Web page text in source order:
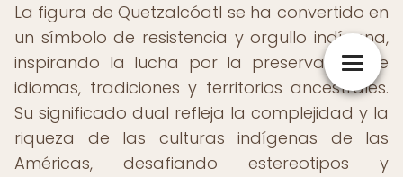
La figura de Quetzalcóatl se ha convertido en
un símbolo de resistencia y orgullo indígena,
inspirando la lucha por la preservación de
idiomas, tradiciones y territorios ancestrales.
Su significado dual refleja la complejidad y la
riqueza de las culturas indígenas de las
Américas, desafiando estereotipos y